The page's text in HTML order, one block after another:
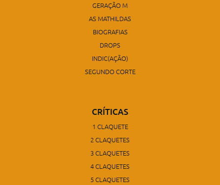
GERAÇÃO M
AS MATHILDAS
BIOGRAFIAS
DROPS
INDIC(AÇÃO)
SEGUNDO CORTE
CRÍTICAS
1 CLAQUETE
2 CLAQUETES
3 CLAQUETES
4 CLAQUETES
5 CLAQUETES